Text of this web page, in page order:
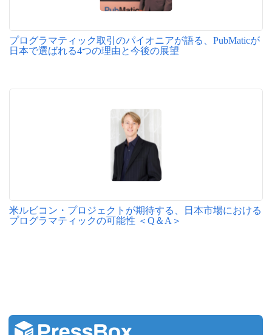
プログラマティック取引のパイオニアが語る、PubMaticが
日本で選ばれる4つの理由と今後の展望
米ルビコン・プロジェクトが期待する、日本市場における
プログラマティックの可能性 ＜Q＆A＞